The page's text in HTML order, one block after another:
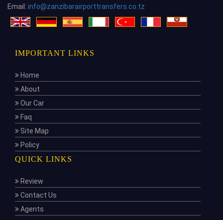
Email: info@zanzibarairporttransfers.co.tz
IMPORTANT LINKS
Home
About
Our Car
Faq
Site Map
Policy
QUICK LINKS
Review
Contact Us
Agents